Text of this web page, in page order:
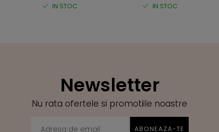
IN STOC IN STOC
Newsletter
Nu rata ofertele si promotiile noastre